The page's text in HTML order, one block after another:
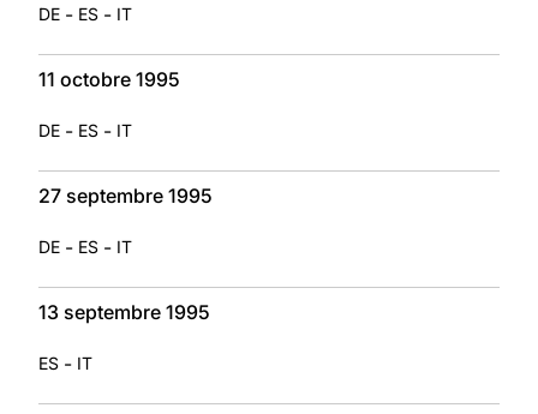
DE - ES - IT
11 octobre 1995
DE - ES - IT
27 septembre 1995
DE - ES - IT
13 septembre 1995
ES - IT